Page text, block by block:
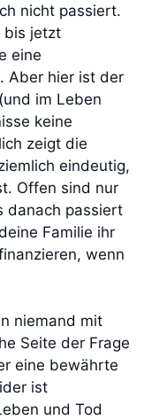
nicht passiert.
bis jetzt
eine
Aber hier ist der
im Leben
keine
zeigt die
eindeutig,
Offen sind nur
danach passiert
Familie ihr
wenn
niemand mit
Seite der Frage
eine bewährte
ist
und Tod